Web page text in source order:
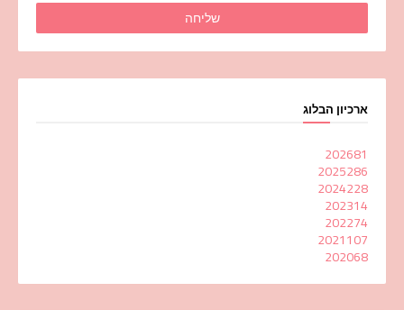
ארכיון הבלוג
202681
2025286
2024228
202314
202274
2021107
202068